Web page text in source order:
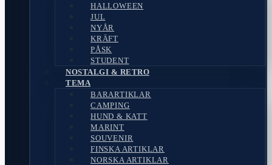
HALLOWEEN
JUL
NYÅR
KRÄFT
PÅSK
STUDENT
NOSTALGI & RETRO
TEMA
BARARTIKLAR
CAMPING
HUND & KATT
MARINT
SOUVENIR
FINSKA ARTIKLAR
NORSKA ARTIKLAR